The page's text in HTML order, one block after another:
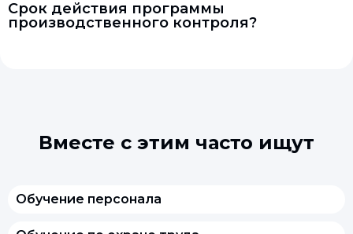
Срок действия программы
производственного контроля?
Вместе с этим часто ищут
Обучение персонала